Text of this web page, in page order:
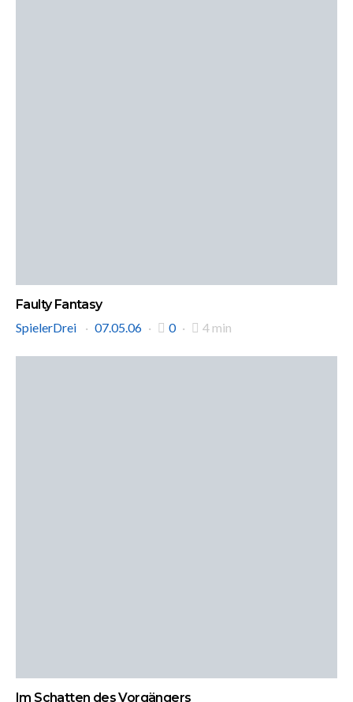
Faulty Fantasy
SpielerDrei
07.05.06 0 4 min
Im Schatten des Vorgängers